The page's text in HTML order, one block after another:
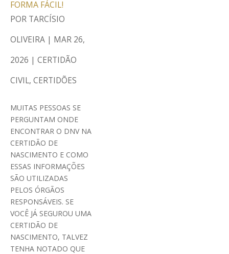
FORMA FÁCIL!
POR TARCÍSIO
OLIVEIRA | MAR 26,
2026 | CERTIDÃO
CIVIL, CERTIDÕES
MUITAS PESSOAS SE
PERGUNTAM ONDE
ENCONTRAR O DNV NA
CERTIDÃO DE
NASCIMENTO E COMO
ESSAS INFORMAÇÕES
SÃO UTILIZADAS
PELOS ÓRGÃOS
RESPONSÁVEIS. SE
VOCÊ JÁ SEGUROU UMA
CERTIDÃO DE
NASCIMENTO, TALVEZ
TENHA NOTADO QUE